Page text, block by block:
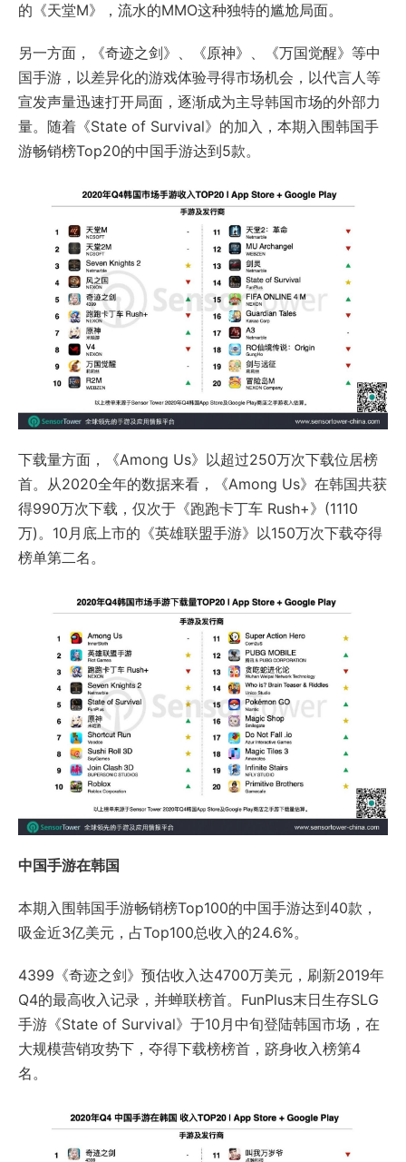
的《天堂M》，流水的MMO这种独特的尴尬局面。
另一方面，《奇迹之剑》、《原神》、《万国觉醒》等中
国手游，以差异化的游戏体验寻得市场机会，以代言人等
宣发声量迅速打开局面，逐渐成为主导韩国市场的外部力
量。随着《State of Survival》的加入，本期入围韩国手
游畅销榜Top20的中国手游达到5款。
下载量方面，《Among Us》以超过250万次下载位居榜
首。从2020全年的数据来看，《Among Us》在韩国共获
得990万次下载，仅次于《跑跑卡丁车 Rush+》(1110
万)。10月底上市的《英雄联盟手游》以150万次下载夺得
榜单第二名。
中国手游在韩国
本期入围韩国手游畅销榜Top100的中国手游达到40款，
吸金近3亿美元，占Top100总收入的24.6%。
4399《奇迹之剑》预估收入达4700万美元，刷新2019年
Q4的最高收入记录，并蝉联榜首。FunPlus末日生存SLG
手游《State of Survival》于10月中旬登陆韩国市场，在
大规模营销攻势下，夺得下载榜榜首，跻身收入榜第4
名。